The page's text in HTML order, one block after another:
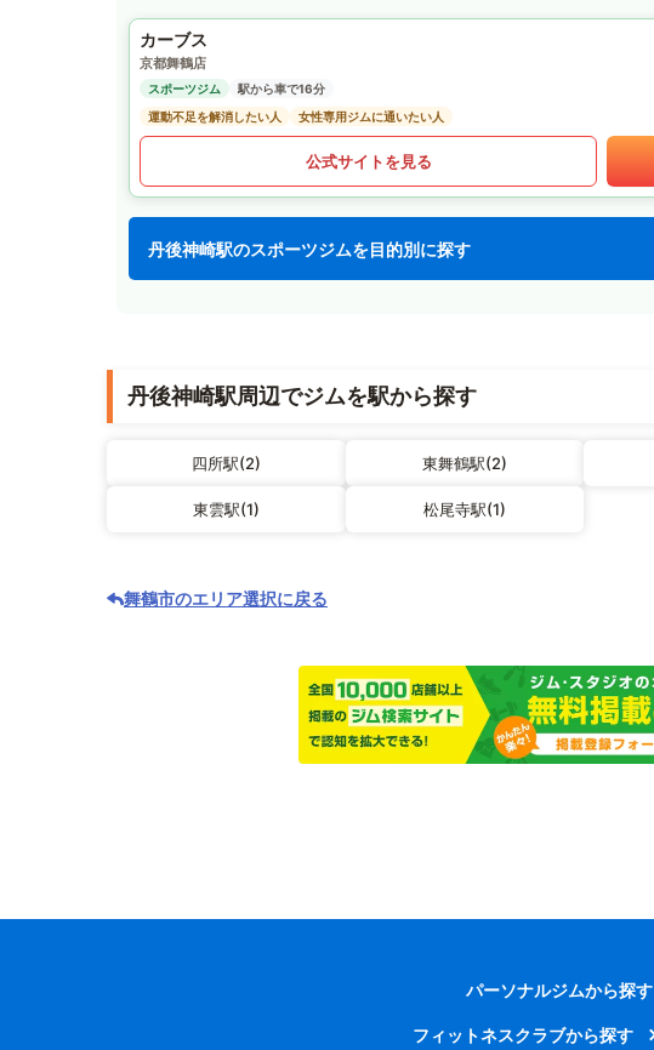
カーブス
京都舞鶴店
スポーツジム
駅から車で16分
運動不足を解消したい人
女性専用ジムに通いたい人
公式サイトを見る
丹後神崎駅のスポーツジムを目的別に探す
丹後神崎駅周辺でジムを駅から探す
四所駅(2) 東舞鶴駅(2)
東雲駅(1) 松尾寺駅(1)
舞鶴市のエリア選択に戻る
パーソナルジムから探す
フィットネスクラブから探す